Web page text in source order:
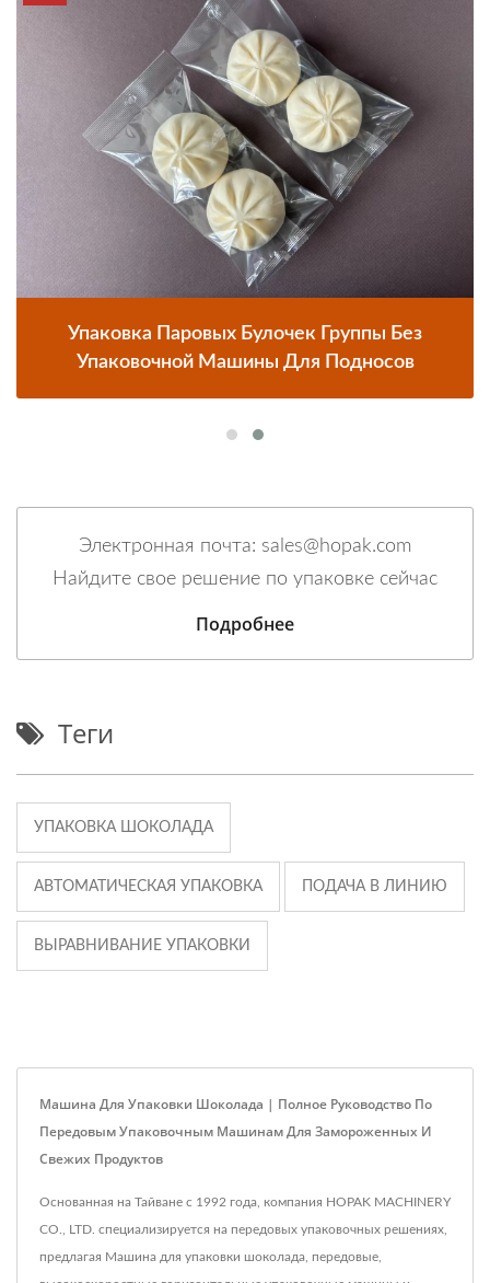
Упаковка Паровых Булочек Группы Без
Упаковочной Машины Для Подносов
Электронная почта: sales@hopak.com
Найдите свое решение по упаковке сейчас
Подробнее
Теги
УПАКОВКА ШОКОЛАДА
АВТОМАТИЧЕСКАЯ УПАКОВКА ПОДАЧА В ЛИНИЮ
ВЫРАВНИВАНИЕ УПАКОВКИ
Машина Для Упаковки Шоколада | Полное Руководство По
Передовым Упаковочным Машинам Для Замороженных И
Свежих Продуктов
Основанная на Тайване с 1992 года, компания HOPAK MACHINERY
CO., LTD. специализируется на передовых упаковочных решениях,
предлагая Машина для упаковки шоколада, передовые,